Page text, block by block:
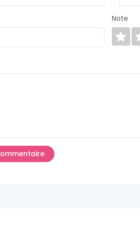
Note